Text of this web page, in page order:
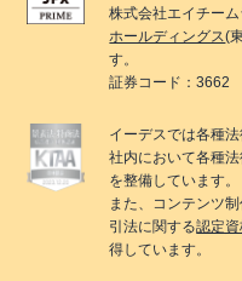
株式会社エイチー
ホールディングス(
す。
証券コード：3662
イーデスでは各種
社内において各種
を整備しています。
また、コンテンツ
引法に関する認定資
得しています。